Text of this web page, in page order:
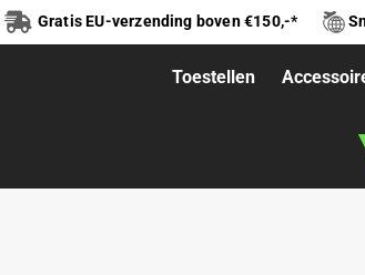
Gratis EU-verzending boven €150,-*
Toestellen